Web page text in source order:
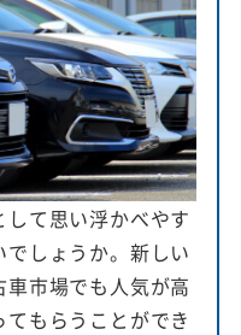
て思い浮かべやす
しょうか。新しい
市場でも人気が高
もらうことができ